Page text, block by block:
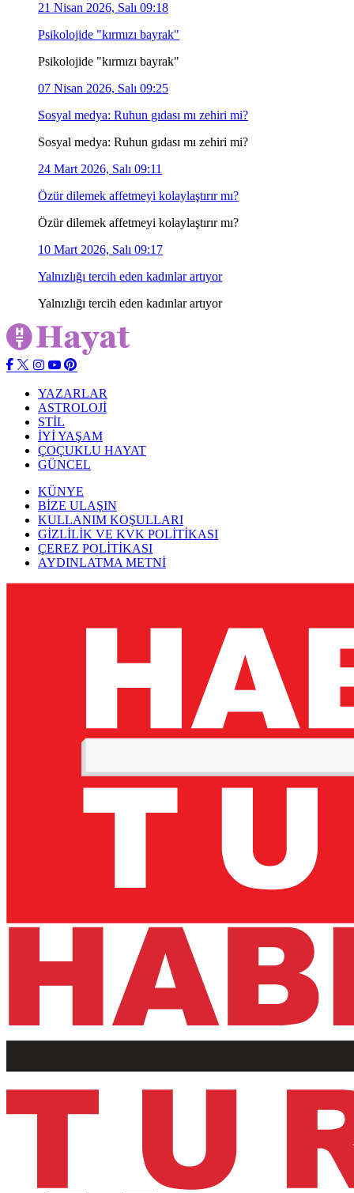
21 Nisan 2026, Salı 09:18
Psikolojide "kırmızı bayrak"
Psikolojide "kırmızı bayrak"
07 Nisan 2026, Salı 09:25
Sosyal medya: Ruhun gıdası mı zehiri mi?
Sosyal medya: Ruhun gıdası mı zehiri mi?
24 Mart 2026, Salı 09:11
Özür dilemek affetmeyi kolaylaştırır mı?
Özür dilemek affetmeyi kolaylaştırır mı?
10 Mart 2026, Salı 09:17
Yalnızlığı tercih eden kadınlar artıyor
Yalnızlığı tercih eden kadınlar artıyor
YAZARLAR
ASTROLOJİ
STİL
İYİ YAŞAM
ÇOÇUKLU HAYAT
GÜNCEL
KÜNYE
BİZE ULAŞIN
KULLANIM KOŞULLARI
GİZLİLİK VE KVK POLİTİKASI
ÇEREZ POLİTİKASI
AYDINLATMA METNİ